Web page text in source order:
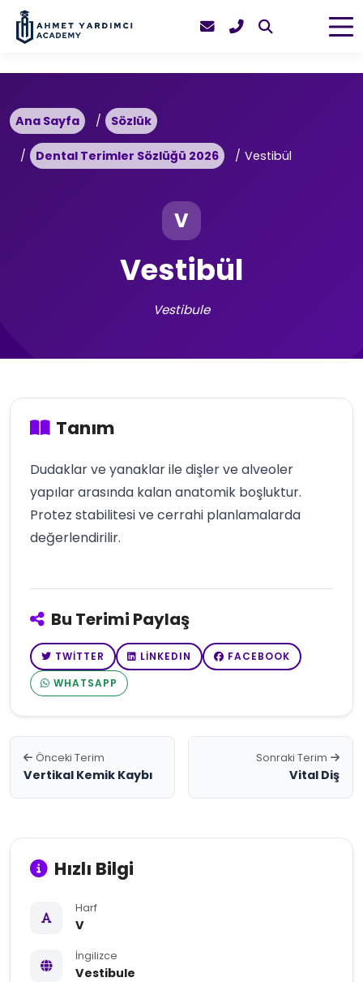
Ana Sayfa Sözlük
Dental Terimler Sözlüğü 2026 Vestibül
V
Vestibül
Vestibule
Tanım
Dudaklar ve yanaklar ile dişler ve alveoler
yapılar arasında kalan anatomik boşluktur.
Protez stabilitesi ve cerrahi planlamalarda
değerlendirilir.
Bu Terimi Paylaş
TWITTER LINKEDIN
FACEBOOK
WHATSAPP
Önceki Terim
Vertikal Kemik Kaybı
Sonraki Terim
Vital Diş
Hızlı Bilgi
Harf
V
İngilizce
Vestibule